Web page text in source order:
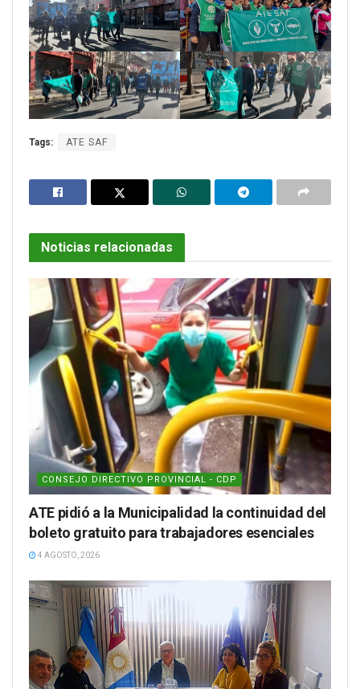
Tags: ATE SAF
Noticias relacionadas
CONSEJO DIRECTIVO PROVINCIAL - CDP
ATE pidió a la Municipalidad la continuidad del
boleto gratuito para trabajadores esenciales
4 AGOSTO, 2026